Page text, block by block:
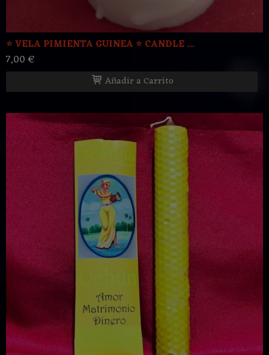
⭐️ VELA PIMIENTA GUINEA ⭐️ CANDLE ...
7,00 €
Añadir a Carrito